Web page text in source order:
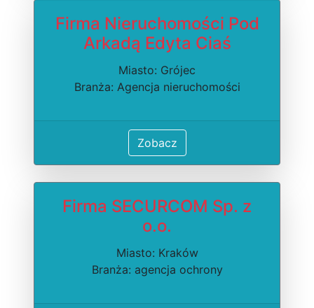
Firma Nieruchomości Pod
Arkadą Edyta Ciaś
Miasto: Grójec
Branża: Agencja nieruchomości
Zobacz
Firma SECURCOM Sp. z
o.o.
Miasto: Kraków
Branża: agencja ochrony